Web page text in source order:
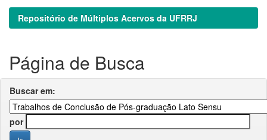
Repositório de Múltiplos Acervos da UFRRJ
Página de Busca
Buscar em:
por